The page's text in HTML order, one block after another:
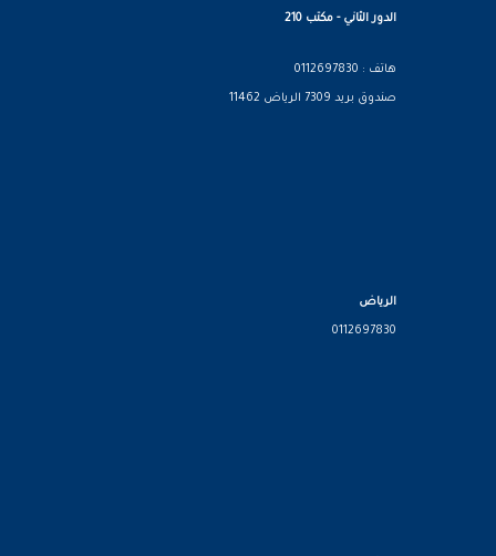
الدور الثاني - مكتب 210
هاتف : 0112697830
صندوق بريد 7309 الرياض 11462
الرياض
0112697830